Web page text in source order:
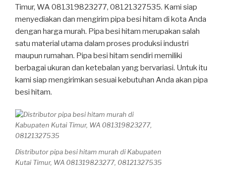
Timur, WA 081319823277, 08121327535. Kami siap
menyediakan dan mengirim pipa besi hitam di kota Anda
dengan harga murah. Pipa besi hitam merupakan salah
satu material utama dalam proses produksi industri
maupun rumahan. Pipa besi hitam sendiri memiliki
berbagai ukuran dan ketebalan yang bervariasi. Untuk itu
kami siap mengirimkan sesuai kebutuhan Anda akan pipa
besi hitam.
Distributor pipa besi hitam murah di Kabupaten
Kutai Timur, WA 081319823277, 08121327535